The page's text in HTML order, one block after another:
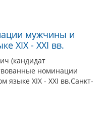
мужчины и
XIX - XXI вв.
(кандидат
номинации
XIX - XXI вв.Санкт-